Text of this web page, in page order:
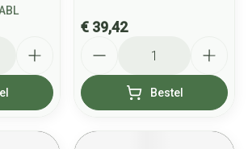
€ 39,42
Bestel